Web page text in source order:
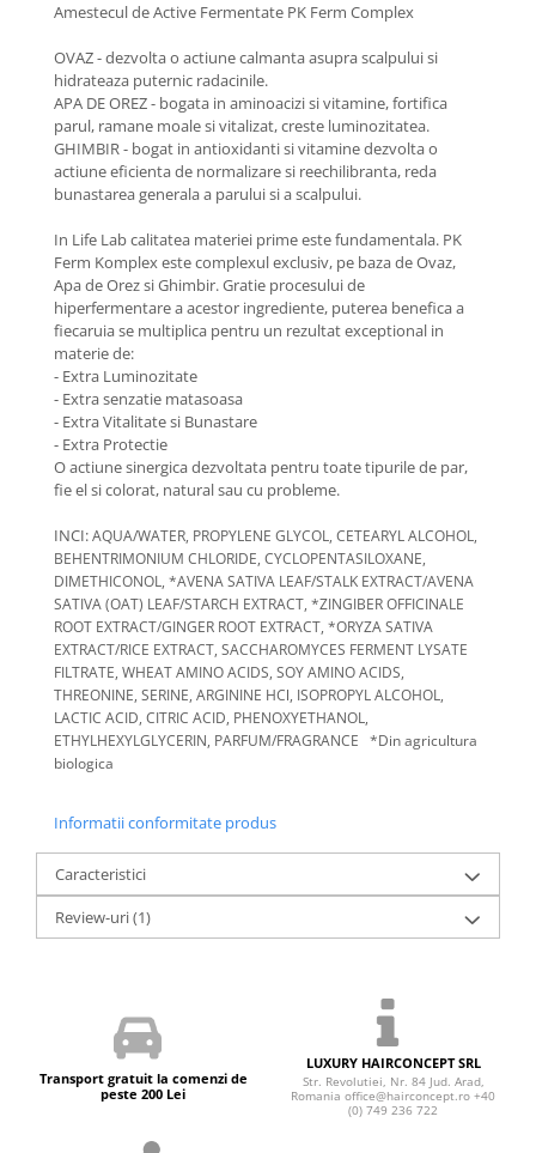
Amestecul de Active Fermentate PK Ferm Complex
OVAZ - dezvolta o actiune calmanta asupra scalpului si
hidrateaza puternic radacinile.
APA DE OREZ - bogata in aminoacizi si vitamine, fortifica
parul, ramane moale si vitalizat, creste luminozitatea.
GHIMBIR - bogat in antioxidanti si vitamine dezvolta o
actiune eficienta de normalizare si reechilibranta, reda
bunastarea generala a parului si a scalpului.
In Life Lab calitatea materiei prime este fundamentala. PK
Ferm Komplex este complexul exclusiv, pe baza de Ovaz,
Apa de Orez si Ghimbir. Gratie procesului de
hiperfermentare a acestor ingrediente, puterea benefica a
fiecaruia se multiplica pentru un rezultat exceptional in
materie de:
- Extra Luminozitate
- Extra senzatie matasoasa
- Extra Vitalitate si Bunastare
- Extra Protectie
O actiune sinergica dezvoltata pentru toate tipurile de par,
fie el si colorat, natural sau cu probleme.
INCI:AQUA/WATER, PROPYLENE GLYCOL, CETEARYL ALCOHOL,
BEHENTRIMONIUM CHLORIDE, CYCLOPENTASILOXANE,
DIMETHICONOL, *AVENA SATIVA LEAF/STALK EXTRACT/AVENA
SATIVA (OAT) LEAF/STARCH EXTRACT, *ZINGIBER OFFICINALE
ROOT EXTRACT/GINGER ROOT EXTRACT, *ORYZA SATIVA
EXTRACT/RICE EXTRACT, SACCHAROMYCES FERMENT LYSATE
FILTRATE, WHEAT AMINO ACIDS, SOY AMINO ACIDS,
THREONINE, SERINE, ARGININE HCl, ISOPROPYL ALCOHOL,
LACTIC ACID, CITRIC ACID, PHENOXYETHANOL,
ETHYLHEXYLGLYCERIN, PARFUM/FRAGRANCE *Din agricultura
biologica
Informatii conformitate produs
Caracteristici
Review-uri(1)
Transport gratuit la comenzi de
peste 200 Lei
LUXURY HAIRCONCEPT SRL
Str. Revolutiei, Nr. 84 Jud. Arad,
Romania office@hairconcept.ro +40
(0) 749 236 722